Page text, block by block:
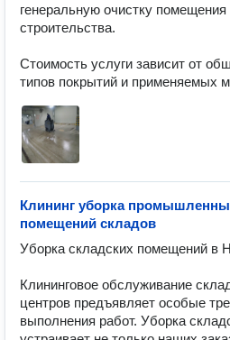
генеральную очистку
строительства.
Стоимость услуги зависит от
типов покрытий и применяемых
Клининг уборка
помещений складов
Уборка складских помещений в
Клининговое обслуживание
центров предъявляет особые
выполнения работ. Уборка